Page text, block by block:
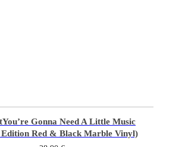
You’re Gonna Need A Little Music
Red & Black Marble Vinyl)